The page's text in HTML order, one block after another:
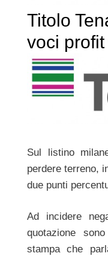
Titolo
voci
Sul listino
perdere terreno,
due punti
Ad incidere
quotazione
stampa che